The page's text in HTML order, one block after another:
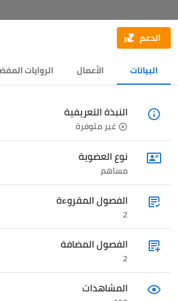
الدعم
البيانات الأعمال الروايات
النبذة التعريفية
غير متوفرة
نوع العضوية
مساهم
الفصول المقروءة
2
الفصول المضافة
2
المشاهدات